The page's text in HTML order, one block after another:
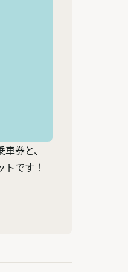
券と、
です！